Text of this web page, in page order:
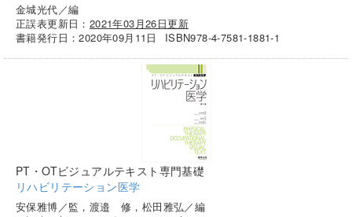
金城光代／編
正誤表更新日： 2021年03月26日更新
書籍発行日：2020年09月11日
ISBN978-4-7581-1881-1
PT・OTビジュアルテキスト専門基礎
リハビリテーション医学
安保雅博／監，渡邉 修，松田雅弘／編